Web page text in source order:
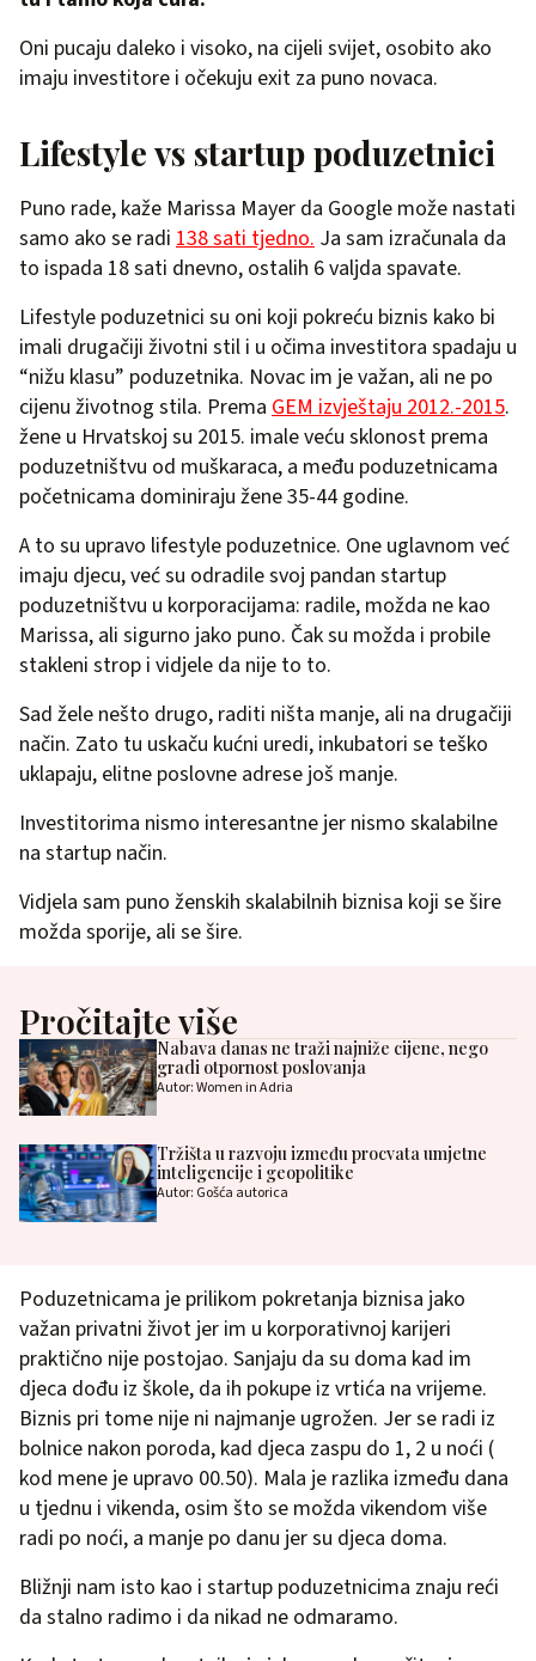
Oni pucaju daleko i visoko, na cijeli svijet, osobito ako
imaju investitore i očekuju exit za puno novaca.
Lifestyle vs startup poduzetnici
Puno rade, kaže Marissa Mayer da Google može nastati
samo ako se radi 138 sati tjedno. Ja sam izračunala da
to ispada 18 sati dnevno, ostalih 6 valjda spavate.
Lifestyle poduzetnici su oni koji pokreću biznis kako bi
imali drugačiji životni stil i u očima investitora spadaju u
“nižu klasu” poduzetnika. Novac im je važan, ali ne po
cijenu životnog stila. Prema GEM izvještaju 2012.-2015.
žene u Hrvatskoj su 2015. imale veću sklonost prema
poduzetništvu od muškaraca, a među poduzetnicama
početnicama dominiraju žene 35-44 godine.
A to su upravo lifestyle poduzetnice. One uglavnom već
imaju djecu, već su odradile svoj pandan startup
poduzetništvu u korporacijama: radile, možda ne kao
Marissa, ali sigurno jako puno. Čak su možda i probile
stakleni strop i vidjele da nije to to.
Sad žele nešto drugo, raditi ništa manje, ali na drugačiji
način. Zato tu uskaču kućni uredi, inkubatori se teško
uklapaju, elitne poslovne adrese još manje.
Investitorima nismo interesantne jer nismo skalabilne
na startup način.
Vidjela sam puno ženskih skalabilnih biznisa koji se šire
možda sporije, ali se šire.
Pročitajte više
Nabava danas ne traži najniže cijene, nego
gradi otpornost poslovanja
Autor: Women in Adria
Tržišta u razvoju između procvata umjetne
inteligencije i geopolitike
Autor: Gošća autorica
Poduzetnicama je prilikom pokretanja biznisa jako
važan privatni život jer im u korporativnoj karijeri
praktično nije postojao. Sanjaju da su doma kad im
djeca dođu iz škole, da ih pokupe iz vrtića na vrijeme.
Biznis pri tome nije ni najmanje ugrožen. Jer se radi iz
bolnice nakon poroda, kad djeca zaspu do 1, 2 u noći (
kod mene je upravo 00.50). Mala je razlika između dana
u tjednu i vikenda, osim što se možda vikendom više
radi po noći, a manje po danu jer su djeca doma.
Bližnji nam isto kao i startup poduzetnicima znaju reći
da stalno radimo i da nikad ne odmaramo.